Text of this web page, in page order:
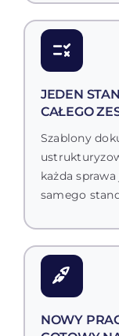
JEDEN
CAŁEGO
Szablony
każda
samego
NOWY